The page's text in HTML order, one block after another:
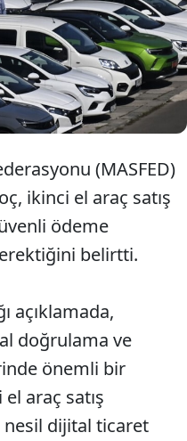
de uygulanabileceğini
işletmelerin dijital satış
hem kayıt dışılığı
maliyetini
(MASFED)
ikinci el araç satış
ödeme
belirtti.
açıklamada,
doğrulama ve
önemli bir
el araç satış
nesil dijital ticaret